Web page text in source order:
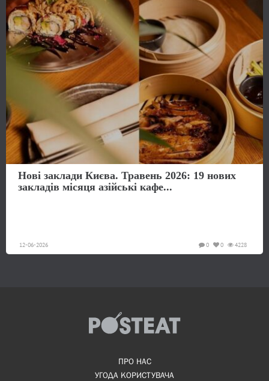
Нові заклади Києва. Травень 2026: 19 нових
закладів місяця азійські кафе...
12-06-2026 4228
0
0
ПРО НАС
УГОДА КОРИСТУВАЧА